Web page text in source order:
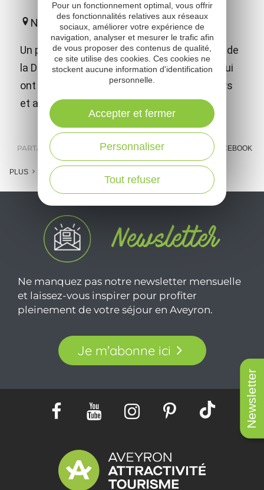
Newsletter
Nant
Un parcours caussenard autour de la vallée de
la Dourbie, sur des traces emblématiques qui
ont fait le bonheur des trailers des Templiers
et aujourd'hui des Hospitaliers.
PARTAGER : E-MAIL MESSENGER FACEBOOK
PLUS
Ne manquez pas notre newsletter mensuelle
et laissez-vous inspirer pour profiter
pleinement de votre séjour en Aveyron.
Je m'abonne ici
Pour un fonctionnement optimal, vous offrir
des fonctionnalités relatives aux réseaux
sociaux, améliorer votre expérience de
navigation, analyser et mesurer le trafic afin
de vous proposer des contenus de qualité,
ce site utilise des cookies. Ces cookies ne
stockent aucune information d'identification
personnelle.
Tout refuser
Personnaliser
Accepter et fermer